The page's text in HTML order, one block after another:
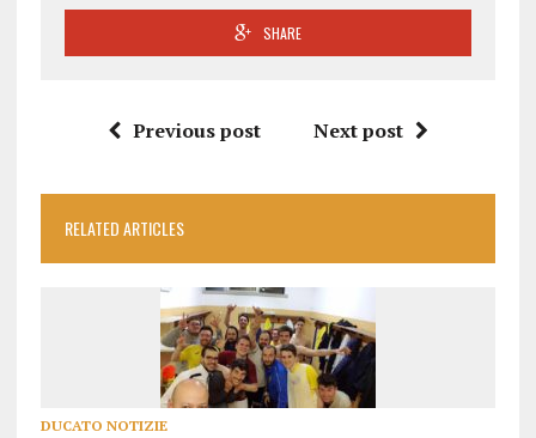
SHARE
Previous post Next post
RELATED ARTICLES
DUCATO NOTIZIE